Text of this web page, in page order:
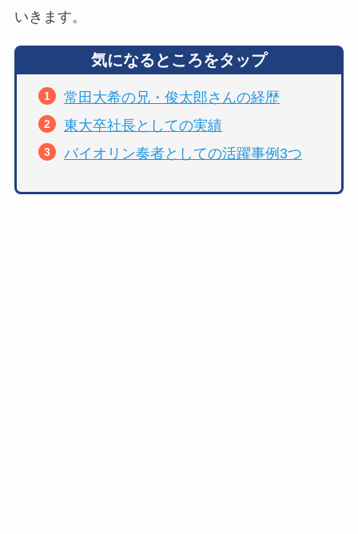
いきます。
気になるところをタップ
常田大希の兄・俊太郎さんの経歴
東大卒社長としての実績
バイオリン奏者としての活躍事例3つ